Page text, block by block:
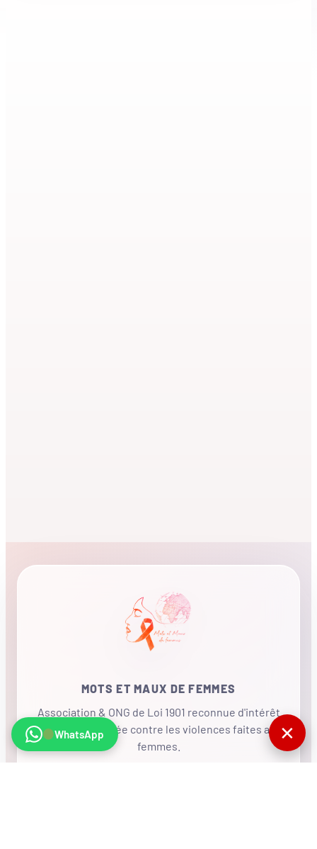
MOTS ET MAUX DE FEMMES
Association & ONG de Loi 1901 reconnue d'intérêt
général, mobilisée contre les violences faites aux
femmes.
WhatsApp ✕